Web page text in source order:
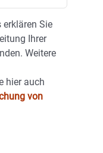
Sie
Ihrer
Weitere
hier auch
von